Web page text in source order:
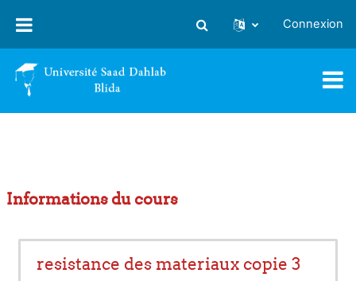
Activer/désactiver la saisie
Connexion
Informations du cours
resistance des materiaux copie 3